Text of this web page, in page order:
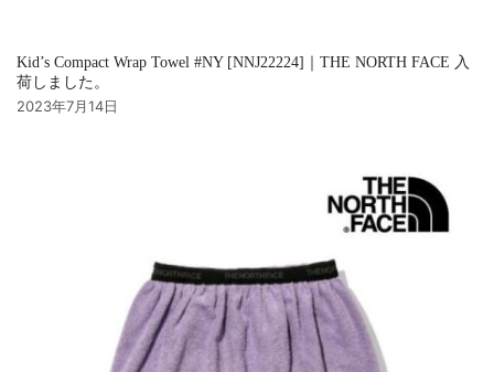
Kid’s Compact Wrap Towel #NY [NNJ22224]｜THE NORTH FACE 入
荷しました。
2023年7月14日